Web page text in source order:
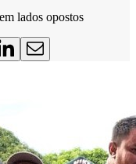
lados opostos